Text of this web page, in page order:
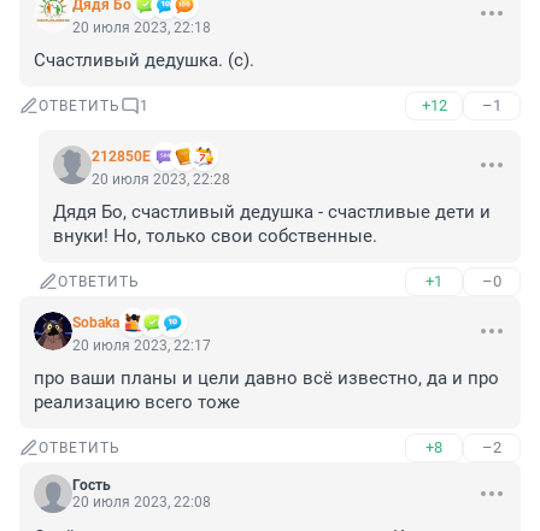
Дядя Бо
20 июля 2023, 22:18
Счастливый дедушка. (с).
ОТВЕТИТЬ 1 +12 –1
212850Е
20 июля 2023, 22:28
Дядя Бо, счастливый дедушка - счастливые дети и
внуки! Но, только свои собственные.
ОТВЕТИТЬ +1 –0
Sobaka
20 июля 2023, 22:17
про ваши планы и цели давно всё известно, да и про
реализацию всего тоже
ОТВЕТИТЬ +8 –2
Гость
20 июля 2023, 22:08